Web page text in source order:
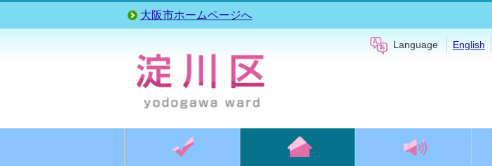
大阪市ホームページへ
Language English